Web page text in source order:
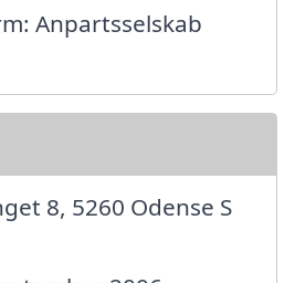
Anpartsselskab
8, 5260 Odense S